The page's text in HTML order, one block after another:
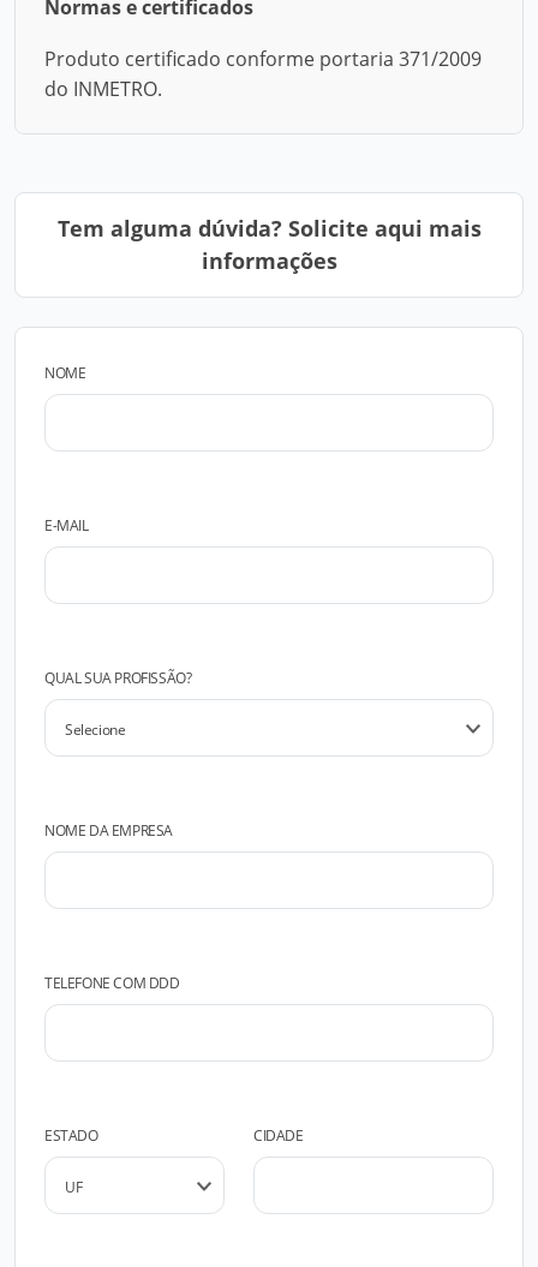
Normas e certificados
Produto certificado conforme portaria 371/2009
do INMETRO.
Tem alguma dúvida? Solicite aqui mais
informações
NOME
E-MAIL
QUAL SUA PROFISSÃO?
NOME DA EMPRESA
TELEFONE COM DDD
ESTADO CIDADE